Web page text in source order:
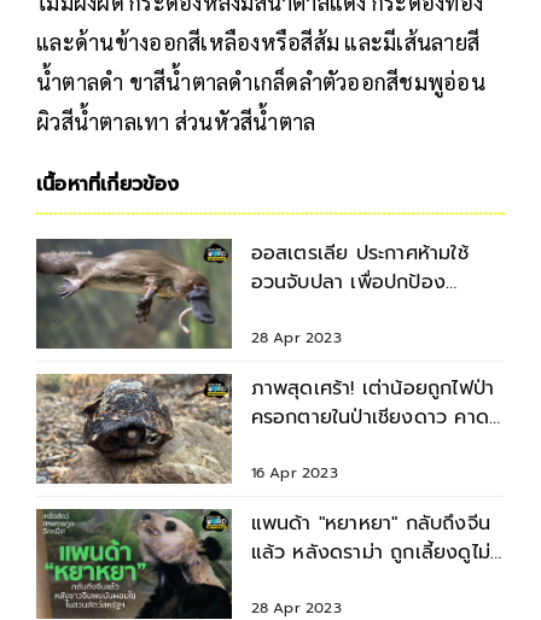
และด้านข้างออกสีเหลืองหรือสีส้ม และมีเส้นลายสี
น้ำตาลดำ ขาสีน้ำตาลดำเกล็ดลำตัวออกสีชมพูอ่อน
ผิวสีน้ำตาลเทา ส่วนหัวสีน้ำตาล
เนื้อหาที่เกี่ยวข้อง
ออสเตรเลีย ประกาศห้ามใช้
อวนจับปลา เพื่อปกป้อง
28 Apr 2023
ภาพสุดเศร้า! เต่าน้อยถูกไฟป่า
ครอกตายในป่าเชียงดาว คาด
16 Apr 2023
แพนด้า "หยาหยา" กลับถึงจีน
แล้ว หลังดราม่า ถูกเลี้ยงดูไม่ดี
28 Apr 2023